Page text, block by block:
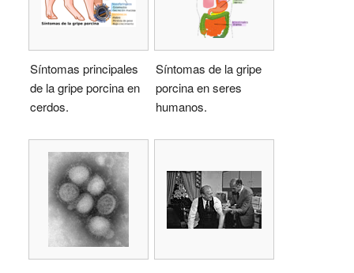
Síntomas principales
de la gripe porcina en
cerdos.
Síntomas de la gripe
porcina en seres
humanos.